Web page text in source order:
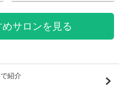
サロンを見る
紹介